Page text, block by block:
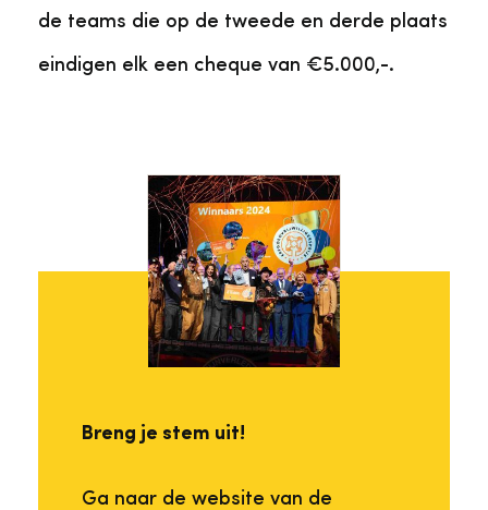
de teams die op de tweede en derde plaats
eindigen elk een cheque van €5.000,-.
Breng je stem uit!
Ga naar de website van de